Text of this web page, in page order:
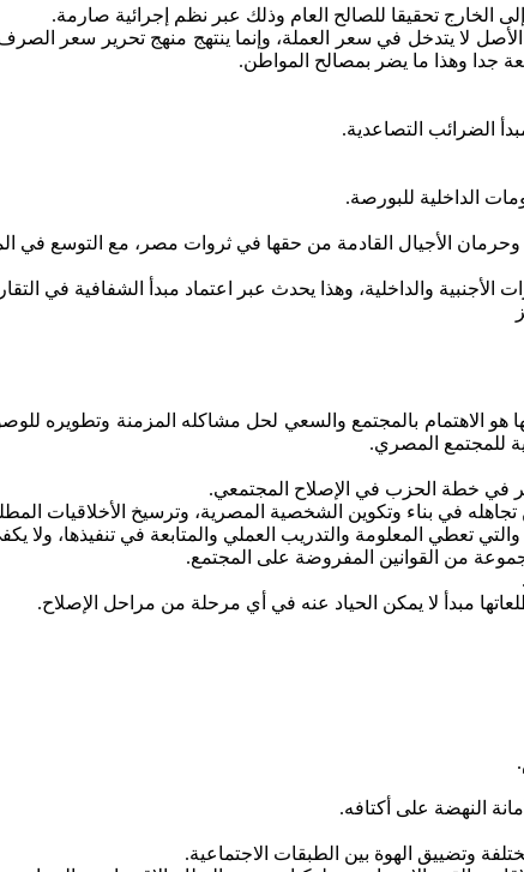
تحقيقا للصالح العام وذلك عبر نظم إجرائية صارمة.
في سعر العملة، وإنما ينتهج منهج تحرير سعر الصرف،
جدا وهذا ما يضر بمصالح المواطن.
الاهتمام بالمجتمع والسعي لحل مشاكله المزمنة وتطويره
للمجتمع المصري.